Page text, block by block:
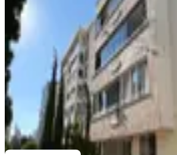
Onikişubat, Hürriyet
3+1·125 m² ·Düz Giriş
19.500 ₺
Germenicia GayrimenkulCelalettin Yarpuz
Ara